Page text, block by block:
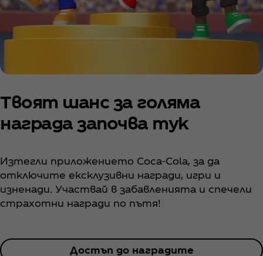
Твоят шанс за голяма
награда започва тук
Изтегли приложението Coca‑Cola, за да
отключите ексклузивни награди, игри и
изненади. Участвай в забавленията и спечели
страхотни награди по пътя!
Достъп до наградите